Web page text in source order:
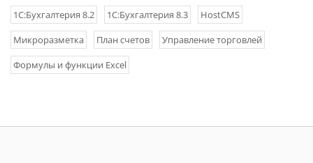
1С:Бухгалтерия 8.2 1С:Бухгалтерия 8.3
HostCMS
Микроразметка
План счетов
Управление торговлей
Формулы и функции Excel